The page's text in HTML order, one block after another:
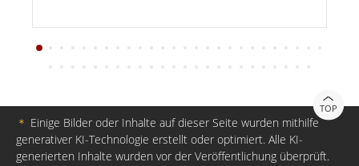
TOP
＊ Einige Bilder oder Inhalte auf dieser Seite wurden mithilfe
generativer KI-Technologie erstellt oder optimiert. Alle KI-
generierten Inhalte wurden vor der Veröffentlichung überprüft.